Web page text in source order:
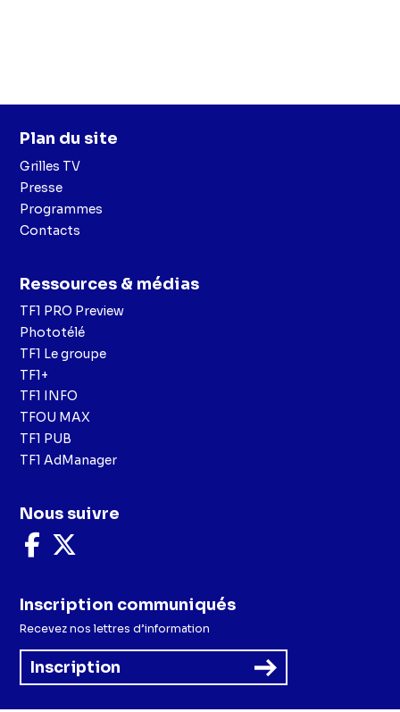
Plan du site
Grilles TV
Presse
Programmes
Contacts
Ressources & médias
TF1 PRO Preview
Phototélé
TF1 Le groupe
TF1+
TF1 INFO
TFOU MAX
TF1 PUB
TF1 AdManager
Nous suivre
Nous
suivre
Facebook
X
Inscription communiqués
Recevez nos lettres d’information
Inscription